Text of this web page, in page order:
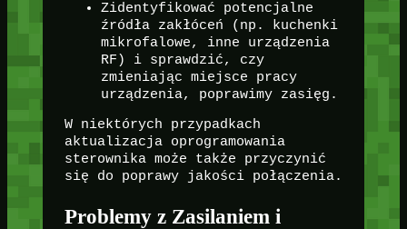
Zidentyfikować potencjalne
źródła zakłóceń (np. kuchenki
mikrofalowe, inne urządzenia
RF) i sprawdzić, czy
zmieniając miejsce pracy
urządzenia, poprawimy zasięg.
W niektórych przypadkach
aktualizacja oprogramowania
sterownika może także przyczynić
się do poprawy jakości połączenia.
Problemy z Zasilaniem i